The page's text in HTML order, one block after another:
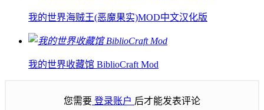
我的世界海贼王(恶魔果实)MOD中文汉化版
我的世界收藏馆 BiblioCraft Mod
您需要 登录账户 后才能发表评论